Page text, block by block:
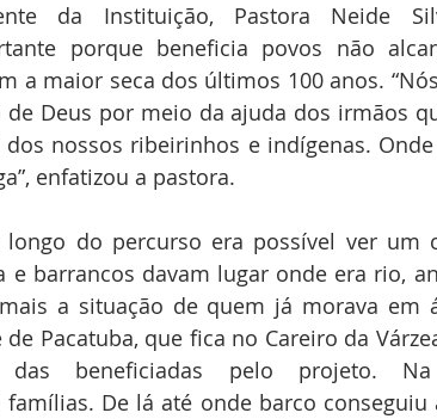
da Instituição, Pastora Neide
porque beneficia povos não
a maior seca dos últimos 100 anos.
Deus por meio da ajuda dos irmãos
nossos ribeirinhos e indígenas.
enfatizou a pastora.
longo do percurso era possível ver um
e barrancos davam lugar onde era rio,
a situação de quem já morava em
Pacatuba, que fica no Careiro da
beneficiadas pelo projeto. Na
De lá até onde barco